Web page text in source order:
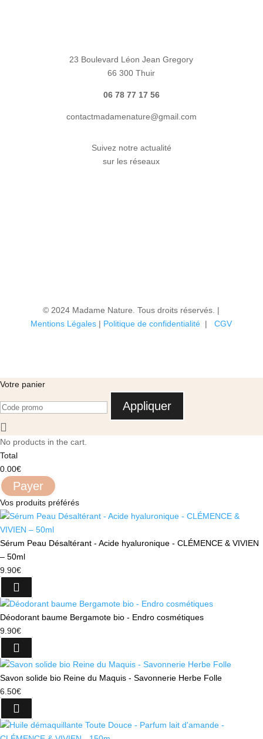
23 Boulevard Léon Jean Gregory
66 300 Thuir
06 78 77 17 56
contactmadamenature@gmail.com
Suivez notre actualité
sur les réseaux
© 2024 Madame Nature. Tous droits réservés. |
Mentions Légales | Politique de confidentialité |CGV
Votre panier
Appliquer
No products in the cart.
Total
0.00€
Payer
Vos produits préférés
Sérum Peau Désaltérant - Acide hyaluronique - CLÉMENCE & VIVIEN
– 50ml
9.90€
Déodorant baume Bergamote bio - Endro cosmétiques
9.90€
Savon solide bio Reine du Maquis - Savonnerie Herbe Folle
6.50€